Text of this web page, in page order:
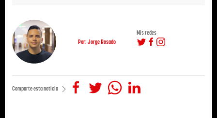
Por: Jorge Rosado
Mis redes
Comparte esta noticia